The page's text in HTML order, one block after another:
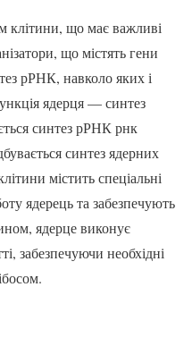
клітини, що має важливі
що містять гени
рРНК, навколо яких і
ядерця — синтез
синтез рРНК рнк
синтез ядерних
містить спеціальні
ядерець та забезпечують
ядерце виконує
забезпечуючи необхідні